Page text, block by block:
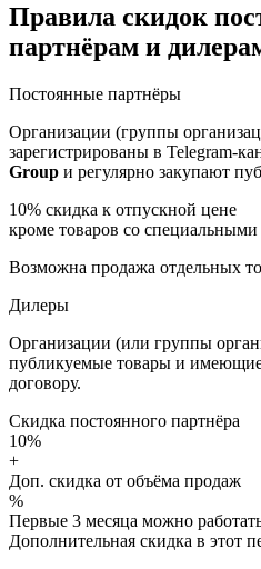
Правила скидок
партнёрам и
Постоянные партнёры
Организации (группы
зарегистрированы в Telegram-
Group и регулярно закупают
10% скидка к отпускной цене
кроме товаров со
Возможна продажа отдельных
Дилеры
Организации (или группы
публикуемые товары и
договору.
Скидка постоянного партнёра
10%
+
Доп. скидка от объёма продаж
%
Первые 3 месяца можно
Дополнительная скидка в этот